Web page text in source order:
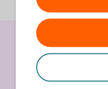
Om oss
Om Sparbanken